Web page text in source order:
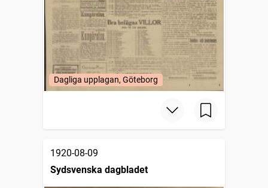
Dagliga upplagan, Göteborg
1920-08-09
Sydsvenska dagbladet